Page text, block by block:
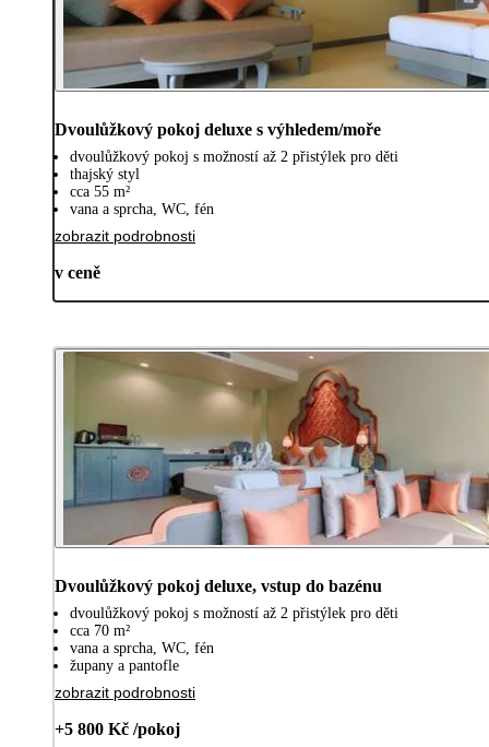
Dvoulůžkový pokoj deluxe s výhledem/moře
dvoulůžkový pokoj s možností až 2 přistýlek pro děti
thajský styl
cca 55 m²
vana a sprcha, WC, fén
zobrazit podrobnosti
v ceně
Dvoulůžkový pokoj deluxe, vstup do bazénu
dvoulůžkový pokoj s možností až 2 přistýlek pro děti
cca 70 m²
vana a sprcha, WC, fén
župany a pantofle
zobrazit podrobnosti
+5 800 Kč /pokoj